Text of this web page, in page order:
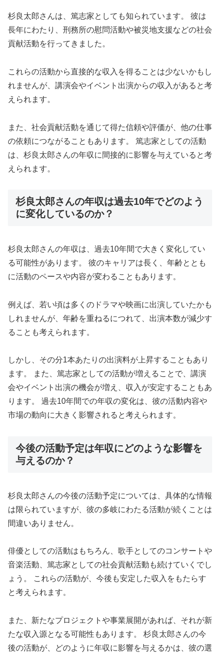
杉良太郎さんは、篤志家としても知られています。 彼は
長年にわたり、刑務所の慰問活動や被災地支援などの社会
貢献活動を行ってきました。
これらの活動から直接的な収入を得ることは少ないかもし
れませんが、講演会やイベント出演からの収入があると考
えられます。
また、社会貢献活動を通じて得た信頼や評価が、他の仕事
の依頼につながることもあります。 篤志家としての活動
は、杉良太郎さんの年収に間接的に影響を与えていると考
えられます。
杉良太郎さんの年収は過去10年でどのよう
に変化しているのか？
杉良太郎さんの年収は、過去10年間で大きく変化してい
る可能性があります。 彼のキャリアは長く、年齢ととも
に活動のペースや内容が変わることもあります。
例えば、若い頃は多くのドラマや映画に出演していたかも
しれませんが、年齢を重ねるにつれて、出演本数が減少す
ることも考えられます。
しかし、その分1本あたりの出演料が上昇することもあり
ます。 また、篤志家としての活動が増えることで、講演
会やイベント出演の機会が増え、収入が安定することもあ
ります。 過去10年間での年収の変化は、彼の活動内容や
市場の動向に大きく影響されると考えられます。
今後の活動予定は年収にどのような影響を
与えるのか？
杉良太郎さんの今後の活動予定については、具体的な情報
は限られていますが、彼の多岐にわたる活動が続くことは
間違いありません。
俳優としての活動はもちろん、歌手としてのコンサートや
音楽活動、篤志家としての社会貢献活動も続けていくでし
ょう。 これらの活動が、今後も安定した収入をもたらす
と考えられます。
また、新たなプロジェクトや事業展開があれば、それが新
たな収入源となる可能性もあります。 杉良太郎さんの今
後の活動が、どのように年収に影響を与えるかは、彼の選